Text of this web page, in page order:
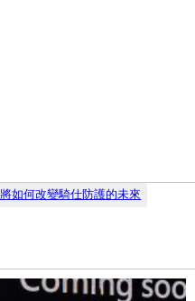
如何改變騎仕防護的未來